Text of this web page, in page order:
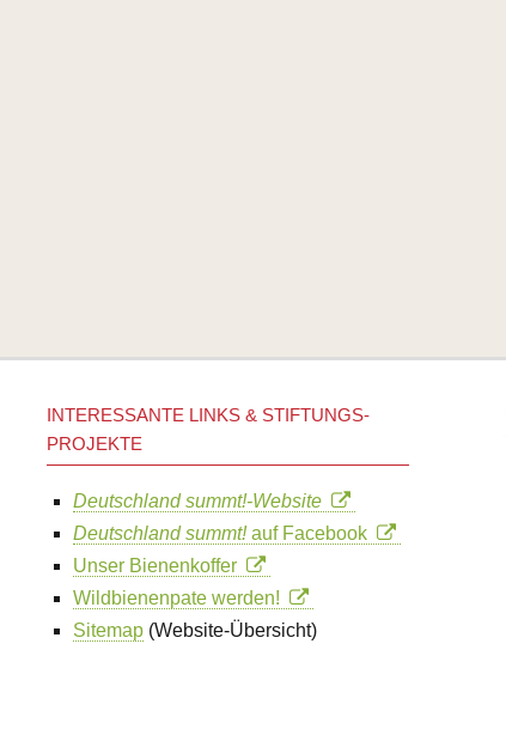
INTERESSANTE LINKS & STIFTUNGS-
PROJEKTE
Deutschland summt!-Website
Deutschland summt!auf Facebook
Unser Bienenkoffer
Wildbienenpate werden!
Sitemap (Website-Übersicht)